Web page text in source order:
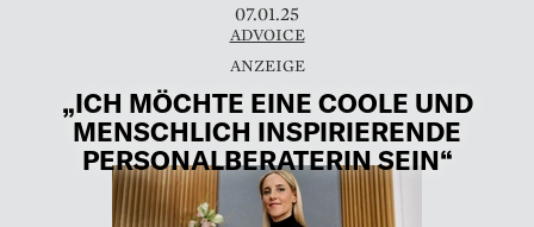
07.01.25
ADVOICE
„ICH MÖCHTE EINE COOLE UND
MENSCHLICH INSPIRIERENDE
PERSONALBERATERIN SEIN“